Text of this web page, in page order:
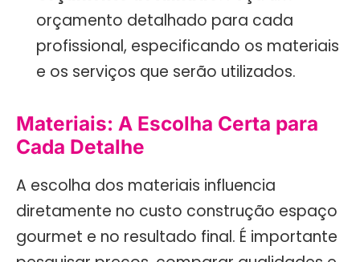
orçamento detalhado para cada
profissional, especificando os materiais
e os serviços que serão utilizados.
Materiais: A Escolha Certa para
Cada Detalhe
A escolha dos materiais influencia
diretamente no custo construção espaço
gourmet e no resultado final. É importante